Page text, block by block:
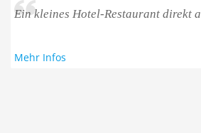
Ein kleines Hotel-Restaurant direkt
Mehr Infos